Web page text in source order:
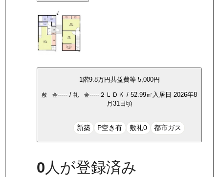
1階9.8万円共益費等 5,000円
敷 金----- / 礼 金----- ２ＬＤＫ / 52.99㎡ 入居日 2026年8
月31日頃
新築 P空き有 敷礼0 都市ガス
0人が登録済み